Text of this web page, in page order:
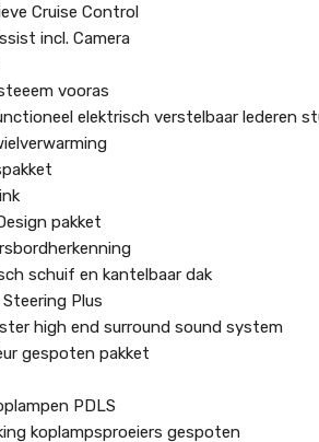
Cruise Control
incl. Camera
vooras
elektrisch verstelbaar lederen
pakket
schuif en kantelbaar dak
Plus
high end surround sound system
gespoten pakket
PDLS
koplampsproeiers gespoten